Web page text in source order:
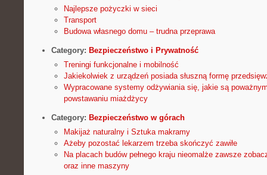
Najlepsze pożyczki w sieci
Transport
Budowa własnego domu – trudna przeprawa
Category: Bezpieczeństwo i Prywatność
Treningi funkcjonalne i mobilność
Jakiekolwiek z urządzeń posiada słuszną formę
Wypracowane systemy odżywiania się, jakie są
powstawaniu miażdżycy
Category: Bezpieczeństwo w górach
Makijaż naturalny i Sztuka makramy
Ażeby pozostać lekarzem trzeba skończyć zawiłe
Na placach budów pełnego kraju nieomalże zawsze
oraz inne maszyny